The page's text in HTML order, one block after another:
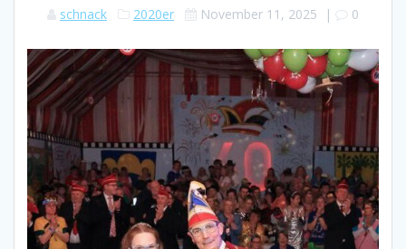
schnack 2020er November 11, 2025 | 0